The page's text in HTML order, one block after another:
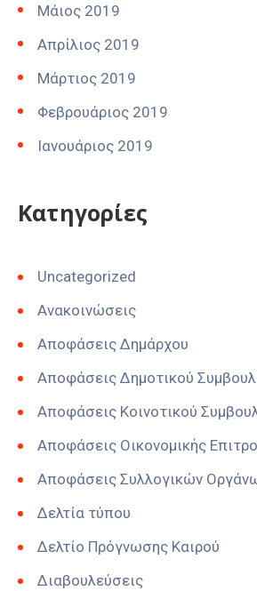
Μάιος 2019
Απρίλιος 2019
Μάρτιος 2019
Φεβρουάριος 2019
Ιανουάριος 2019
Kατηγορίες
Uncategorized
Ανακοινώσεις
Αποφάσεις Δημάρχου
Αποφάσεις Δημοτικού
Αποφάσεις Κοινοτικού
Αποφάσεις Οικονομικής
Αποφάσεις Συλλογικών
Δελτία τύπου
Δελτίο Πρόγνωσης Καιρού
Διαβουλεύσεις